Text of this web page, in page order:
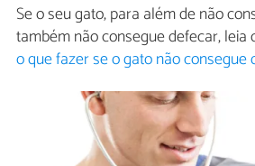
Se o seu gato, para além de não
também não consegue defecar, leia
o que fazer se o gato não consegue